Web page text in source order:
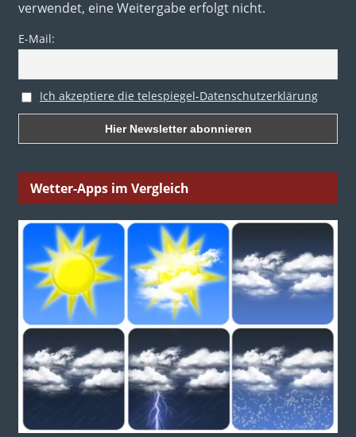
verwendet, eine Weitergabe erfolgt nicht.
E-Mail:
Ich akzeptiere die telespiegel-Datenschutzerklärung
Wetter-Apps im Vergleich